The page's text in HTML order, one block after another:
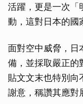
活躍，更是一次「
動，這對日本的國
面對空中威脅，日
備，並採取嚴正的
貼文文末也特別向
謝意，稱讚其應對